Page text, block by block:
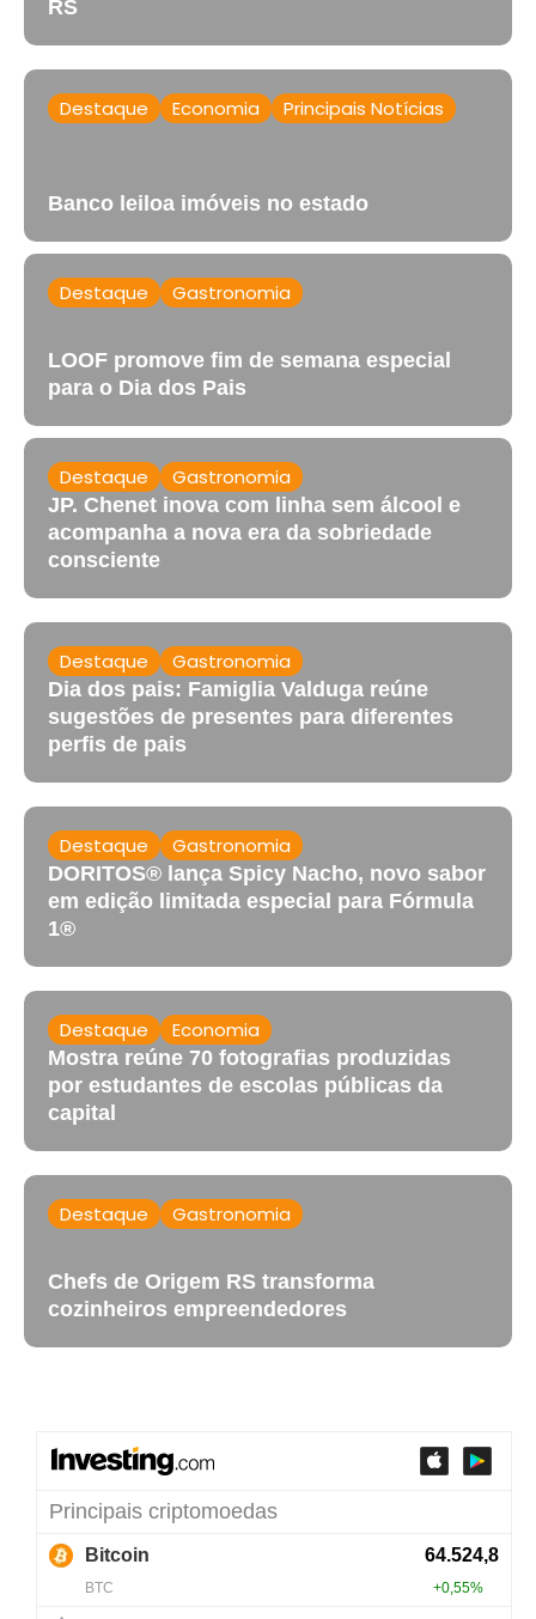
RS
Destaque Economia Principais Notícias
Banco leiloa imóveis no estado
Destaque Gastronomia
LOOF promove fim de semana especial
para o Dia dos Pais
Destaque Gastronomia
JP. Chenet inova com linha sem álcool e
acompanha a nova era da sobriedade
consciente
Destaque Gastronomia
Dia dos pais: Famiglia Valduga reúne
sugestões de presentes para diferentes
perfis de pais
Destaque Gastronomia
DORITOS® lança Spicy Nacho, novo sabor
em edição limitada especial para Fórmula
1®
Destaque Economia
Mostra reúne 70 fotografias produzidas
por estudantes de escolas públicas da
capital
Destaque Gastronomia
Chefs de Origem RS transforma
cozinheiros empreendedores